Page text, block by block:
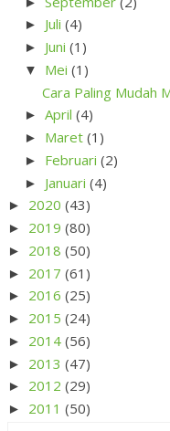
► Juli (4)
► Juni (1)
▼ Mei (1)
Cara Paling Mudah
► April (4)
► Maret (1)
► Februari (2)
► Januari (4)
► 2020 (43)
► 2019 (80)
► 2018 (50)
► 2017 (61)
► 2016 (25)
► 2015 (24)
► 2014 (56)
► 2013 (47)
► 2012 (29)
► 2011 (50)